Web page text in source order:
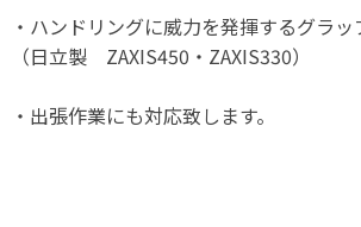
・ハンドリングに威力を発揮するグラ
（日立製 ZAXIS450・ZAXIS330）
・出張作業にも対応致します。